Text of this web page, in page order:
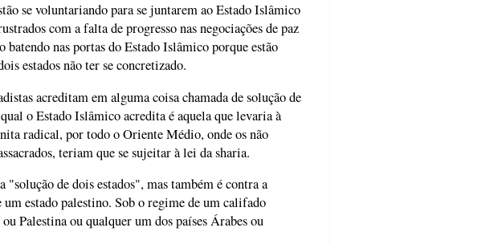
se voluntariando para se juntarem ao Estado Islâmico
com a falta de progresso nas negociações de paz
batendo nas portas do Estado Islâmico porque estão
estados não ter se concretizado.
acreditam em alguma coisa chamada de solução de
o Estado Islâmico acredita é aquela que levaria à
radical, por todo o Oriente Médio, onde os não
teriam que se sujeitar à lei da sharia.
"solução de dois estados", mas também é contra a
estado palestino. Sob o regime de um califado
Palestina ou qualquer um dos países Árabes ou